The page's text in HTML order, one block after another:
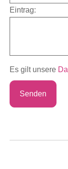
Eintrag:
Es gilt unsere